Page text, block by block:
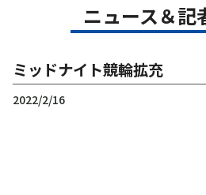
ニュース＆記
ミッドナイト競輪拡充
2022/2/16